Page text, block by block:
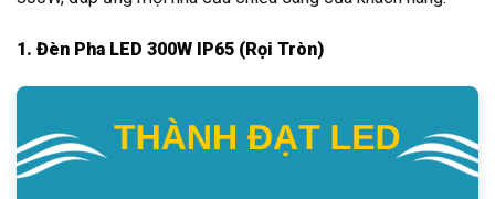
1. Đèn Pha LED 300W IP65 (Rọi Tròn)